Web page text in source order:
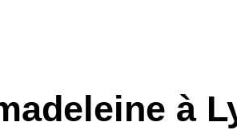
à